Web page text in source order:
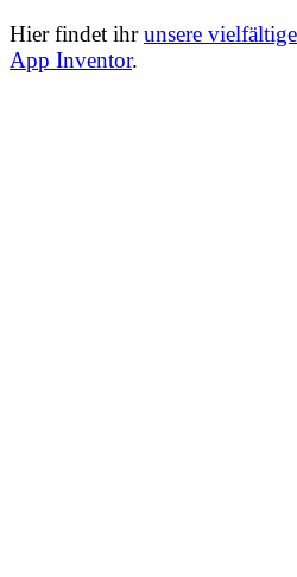
Hier findet ihrunsere
App Inventor.